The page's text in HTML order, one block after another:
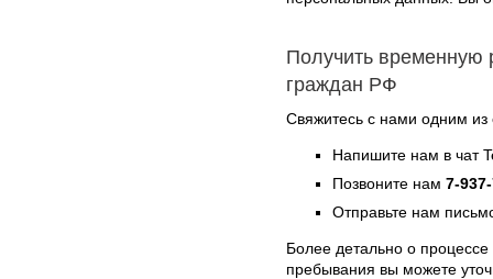
Получить временную
граждан РФ
Свяжитесь с нами одним
Напишите нам в чат
Позвоните нам 7-
Отправьте нам
Более детально о
пребывания вы можете